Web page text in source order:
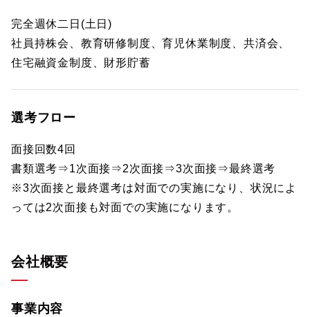
完全週休二日(土日)
社員持株会、教育研修制度、育児休業制度、共済会、
住宅融資金制度、財形貯蓄
選考フロー
面接回数4回
書類選考⇒1次面接⇒2次面接⇒3次面接⇒最終選考
※3次面接と最終選考は対面での実施になり、状況によ
っては2次面接も対面での実施になります。
会社概要
事業内容